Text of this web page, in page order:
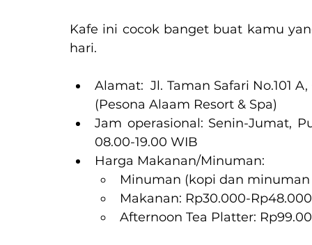
Kafe ini cocok banget buat kamu
hari.
Alamat:  Jl. Taman Safari No.101
(Pesona Alaam Resort & Spa)
Jam operasional: Senin-Jumat,
08.00-19.00 WIB
Harga Makanan/Minuman:
Minuman (kopi dan minuman
Makanan: Rp30.000-Rp48.000
Afternoon Tea Platter: